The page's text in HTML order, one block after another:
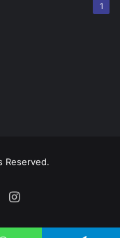
1
Reserved.
Instagram